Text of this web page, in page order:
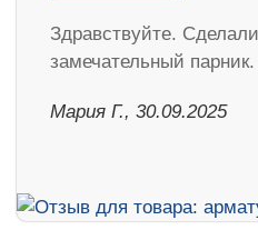
Здравствуйте.
замечательный
Мария Г., 30.09.2025